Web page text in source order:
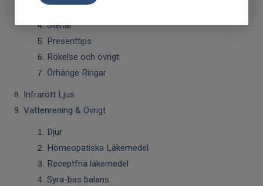
Stenar
Presenttips
Rökelse och övrigt
Örhänge Ringar
Infrarött Ljus
Vattenrening & Övrigt
Djur
Homeopatiska Läkemedel
Receptfria läkemedel
Syra-bas balans